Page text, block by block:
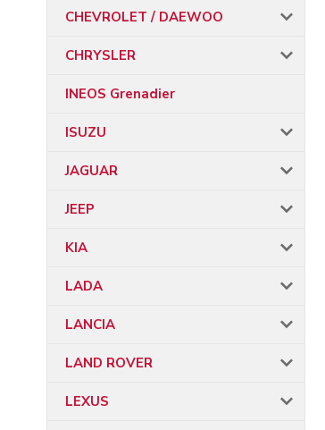
CHEVROLET / DAEWOO
CHRYSLER
INEOS Grenadier
ISUZU
JAGUAR
JEEP
KIA
LADA
LANCIA
LAND ROVER
LEXUS